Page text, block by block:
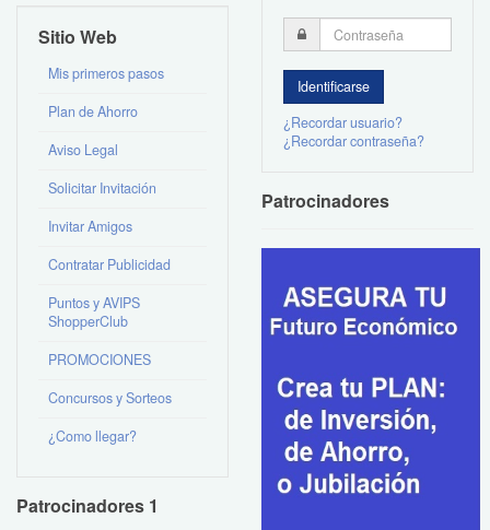
Sitio Web
Mis primeros pasos
Plan de Ahorro
Aviso Legal
Solicitar Invitación
Invitar Amigos
Contratar Publicidad
Puntos y AVIPS
ShopperClub
PROMOCIONES
Concursos y Sorteos
¿Como llegar?
Patrocinadores 1
¿Recordar usuario?
¿Recordar contraseña?
Patrocinadores